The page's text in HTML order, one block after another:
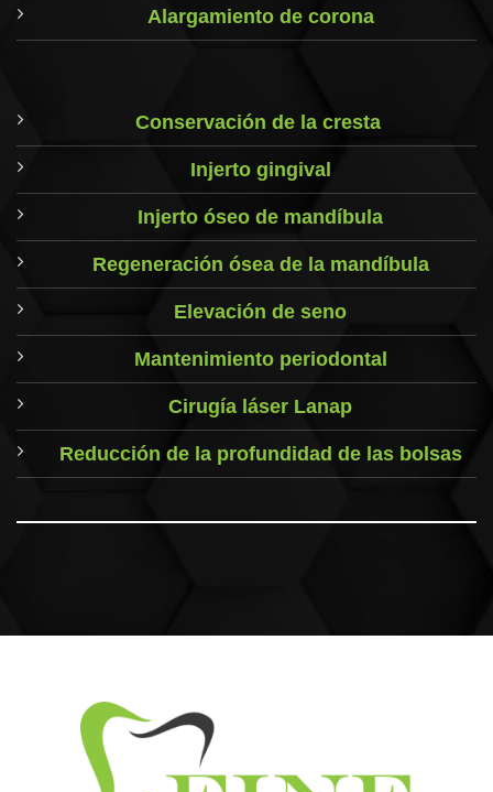
Alargamiento de corona
Conservación de la cresta
Injerto gingival
Injerto óseo de mandíbula
Regeneración ósea de la mandíbula
Elevación de seno
Mantenimiento periodontal
Cirugía láser Lanap
Reducción de la profundidad de las bolsas